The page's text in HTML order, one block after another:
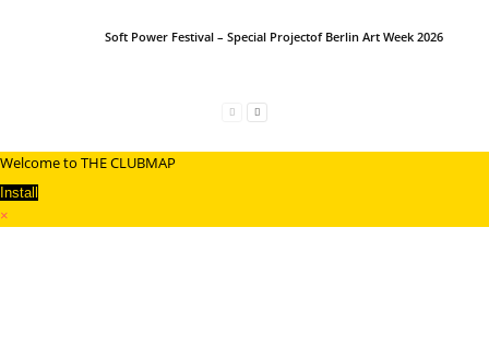
Soft Power Festival – Special Projectof Berlin Art Week 2026
Welcome to THE CLUBMAP
Install
×